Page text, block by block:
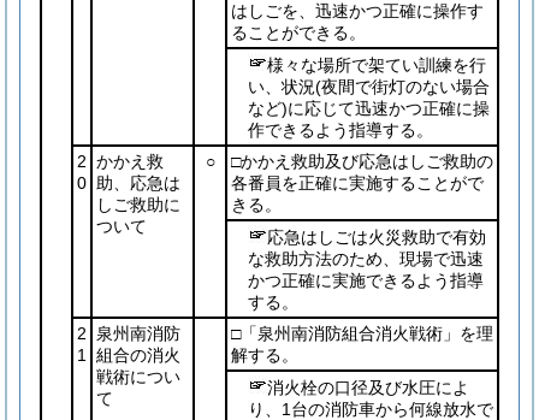
はしごを、迅速かつ正確に操作す
ることができる。
様々な場所で架てい訓練を行
い、状況(夜間で街灯のない場合
など)に応じて迅速かつ正確に操
作できるよう指導する。
2
0
かかえ救
助、応急は
しご救助に
ついて
○
□かかえ救助及び応急はしご救助の
各番員を正確に実施することがで
きる。
応急はしごは火災救助で有効
な救助方法のため、現場で迅速
かつ正確に実施できるよう指導
する。
2
1
泉州南消防
組合の消火
戦術につい
て
□「泉州南消防組合消火戦術」を理
解する。
消火栓の口径及び水圧によ
り、1台の消防車から何線放水で